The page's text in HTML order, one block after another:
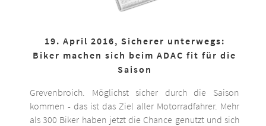
19. April 2016, Sicherer unterwegs:
Biker machen sich beim ADAC fit für die
Saison
Grevenbroich. Möglichst sicher durch die Saison
kommen - das ist das Ziel aller Motorradfahrer. Mehr
als 300 Biker haben jetzt die Chance genutzt und sich